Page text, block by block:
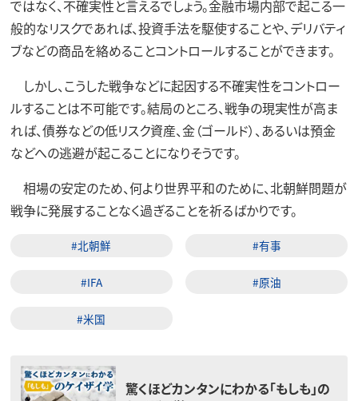
ではなく、不確実性と言えるでしょう。金融市場内部で起こる一
般的なリスクであれば、投資手法を駆使することや、デリバティ
ブなどの商品を絡めることコントロールすることができます。
しかし、こうした戦争などに起因する不確実性をコントロー
ルすることは不可能です。結局のところ、戦争の現実性が高ま
れば、債券などの低リスク資産、金（ゴールド）、あるいは預金
などへの逃避が起こることになりそうです。
相場の安定のため、何より世界平和のために、北朝鮮問題が
戦争に発展することなく過ぎることを祈るばかりです。
#北朝鮮 #有事
#IFA #原油
#米国
驚くほどカンタンにわかる「もしも」の